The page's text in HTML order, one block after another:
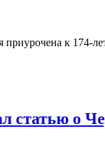
к 174-
статью о